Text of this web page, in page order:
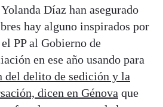
Díaz han asegurado
hay alguno inspirados por
PP al Gobierno de
en ese año usando para
del delito de sedición y la
dicen en Génova que